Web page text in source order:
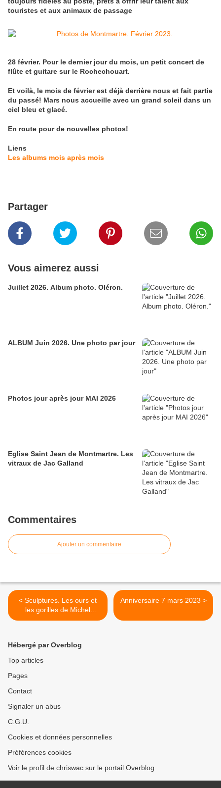
touristes et aux animaux de passage
28 février. Pour le dernier jour du mois, un petit concert de
flûte et guitare sur le Rochechouart.
Et voilà, le mois de février est déjà derrière nous et fait partie
du passé! Mars nous accueille avec un grand soleil dans un
ciel bleu et glacé.
En route pour de nouvelles photos!
Liens
Les albums mois après mois
Partager
Vous aimerez aussi
Juillet 2026. Album photo. Oléron.
ALBUM Juin 2026. Une photo par jour
Photos jour après jour MAI 2026
Eglise Saint Jean de Montmartre. Les
vitraux de Jac Galland
Commentaires
Ajouter un commentaire
< Sculptures. Les ours et
les gorilles de Michel
Bassompierre sur le
Anniversaire 7 mars 2023 >
Hébergé par Overblog
Top articles
Pages
Contact
Signaler un abus
C.G.U.
Cookies et données personnelles
Préférences cookies
Voir le profil de chriswac sur le portail Overblog